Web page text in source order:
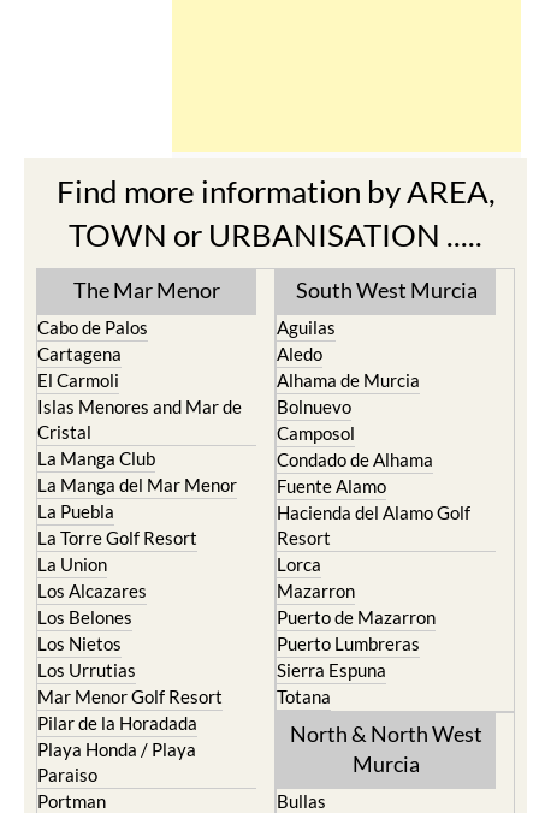
Find more information by AREA,
TOWN or URBANISATION .....
The Mar Menor
Cabo de Palos
Cartagena
El Carmoli
Islas Menores and Mar de
Cristal
La Manga Club
La Manga del Mar Menor
La Puebla
La Torre Golf Resort
La Union
Los Alcazares
Los Belones
Los Nietos
Los Urrutias
Mar Menor Golf Resort
Pilar de la Horadada
Playa Honda / Playa
Paraiso
Portman
South West Murcia
Aguilas
Aledo
Alhama de Murcia
Bolnuevo
Camposol
Condado de Alhama
Fuente Alamo
Hacienda del Alamo Golf
Resort
Lorca
Mazarron
Puerto de Mazarron
Puerto Lumbreras
Sierra Espuna
Totana
North & North West
Murcia
Bullas